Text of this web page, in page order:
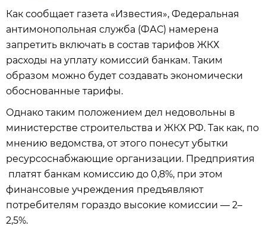
Как сообщает газета «Известия», Федеральная
антимонопольная служба (ФАС) намерена
запретить включать в состав тарифов ЖКХ
расходы на уплату комиссий банкам. Таким
образом можно будет создавать экономически
обоснованные тарифы.
Однако таким положением дел недовольны в
министерстве строительства и ЖКХ РФ. Так как, по
мнению ведомства, от этого понесут убытки
ресурсоснабжающие организации. Предприятия
платят банкам комиссию до 0,8%, при этом
финансовые учреждения предъявляют
потребителям гораздо высокие комиссии — 2–
2,5%.